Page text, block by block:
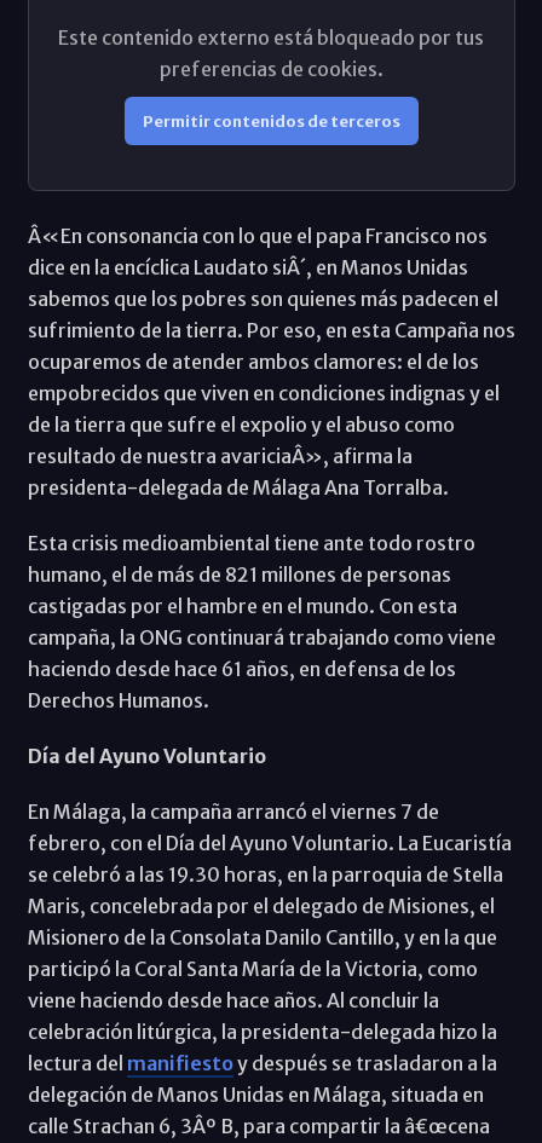
Este contenido externo está bloqueado por tus
preferencias de cookies.
Permitir contenidos de terceros
Â«En consonancia con lo que el papa Francisco nos
dice en la encíclica Laudato siÂ´, en Manos Unidas
sabemos que los pobres son quienes más padecen el
sufrimiento de la tierra. Por eso, en esta Campaña nos
ocuparemos de atender ambos clamores: el de los
empobrecidos que viven en condiciones indignas y el
de la tierra que sufre el expolio y el abuso como
resultado de nuestra avariciaÂ», afirma la
presidenta-delegada de Málaga Ana Torralba.
Esta crisis medioambiental tiene ante todo rostro
humano, el de más de 821 millones de personas
castigadas por el hambre en el mundo. Con esta
campaña, la ONG continuará trabajando como viene
haciendo desde hace 61 años, en defensa de los
Derechos Humanos.
Día del Ayuno Voluntario
En Málaga, la campaña arrancó el viernes 7 de
febrero, con el Día del Ayuno Voluntario. La Eucaristía
se celebró a las 19.30 horas, en la parroquia de Stella
Maris, concelebrada por el delegado de Misiones, el
Misionero de la Consolata Danilo Cantillo, y en la que
participó la Coral Santa María de la Victoria, como
viene haciendo desde hace años. Al concluir la
celebración litúrgica, la presidenta-delegada hizo la
lectura del manifiestoy después se trasladaron a la
delegación de Manos Unidas en Málaga, situada en
calle Strachan 6, 3Âº B, para compartir la â€œcena